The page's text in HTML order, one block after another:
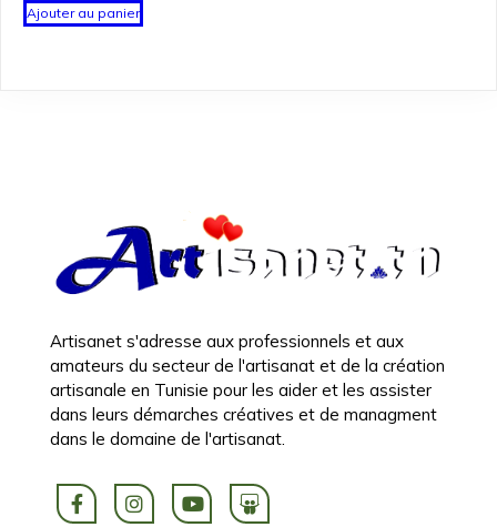
Ajouter au panier
Artisanet s'adresse aux professionnels et aux
amateurs du secteur de l'artisanat et de la création
artisanale en Tunisie pour les aider et les assister
dans leurs démarches créatives et de managment
dans le domaine de l'artisanat.